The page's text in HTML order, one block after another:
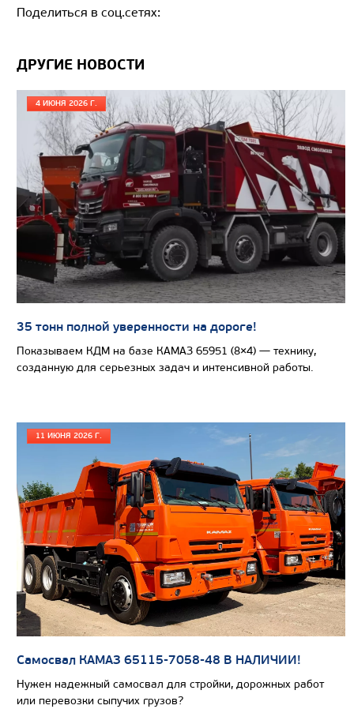
Грузоподъемность, кг
Направление разгрузки
Узнать цену
САМОСВАЛ КАМАЗ-6522
Цена по запросу
Производитель
Экологический класс
Грузоподъемность, кг
Колесная формула
Поделиться в соц.сетях:
ДРУГИЕ НОВОСТИ
4 ИЮНЯ 2026 Г.
35 тонн полной уверенности на дороге!
Показываем КДМ на базе КАМАЗ 65951 (8×4) — технику,
созданную для серьезных задач и интенсивной работы.
11 ИЮНЯ 2026 Г.
Самосвал КАМАЗ 65115-7058-48 В НАЛИЧИИ!
Нужен надежный самосвал для стройки, дорожных работ
или перевозки сыпучих грузов?